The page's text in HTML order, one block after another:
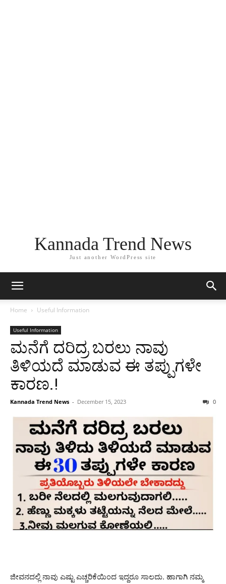
Kannada Trend News
Just another WordPress site
Home Useful Information
Useful Information
ಮನೆಗೆ ದರಿದ್ರ ಬರಲು ನಾವು
ತಿಳಿಯದೆ ಮಾಡುವ ಈ ತಪ್ಪುಗಳೇ
ಕಾರಣ.!
Kannada Trend News - December 15, 2023 0
ಜೀವನದಲ್ಲಿ ನಾವು ಎಷ್ಟು ಎಚ್ಚರಿಕೆಯಿಂದ ಇದ್ದರೂ ಸಾಲದು. ಹಾಗಾಗಿ ನಮ್ಮ